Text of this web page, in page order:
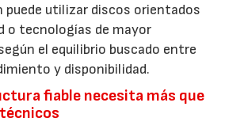
puede utilizar discos orientados
o tecnologías de mayor
el equilibrio buscado entre
y disponibilidad.
fiable necesita más que